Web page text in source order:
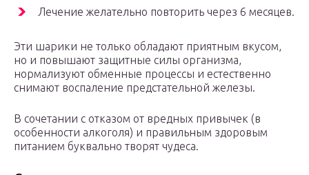
Лечение желательно повторить через 6 месяцев.
Эти шарики не только обладают приятным вкусом,
но и повышают защитные силы организма,
нормализуют обменные процессы и естественно
снимают воспаление предстательной железы.
В сочетании с отказом от вредных привычек (в
особенности алкоголя) и правильным здоровым
питанием буквально творят чудеса.